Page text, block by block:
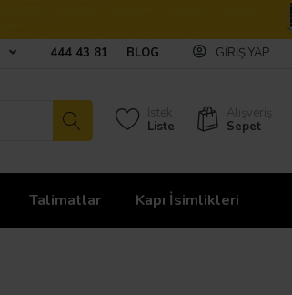
444 43 81 BLOG GIRIŞ YAP
İstek
Liste
Alışveriş
Sepet
Talimatlar Kapı İsimlikleri